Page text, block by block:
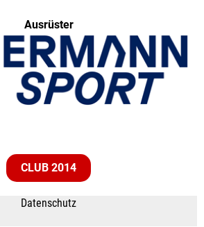
Ausrüster
CLUB 2014
Datenschutz